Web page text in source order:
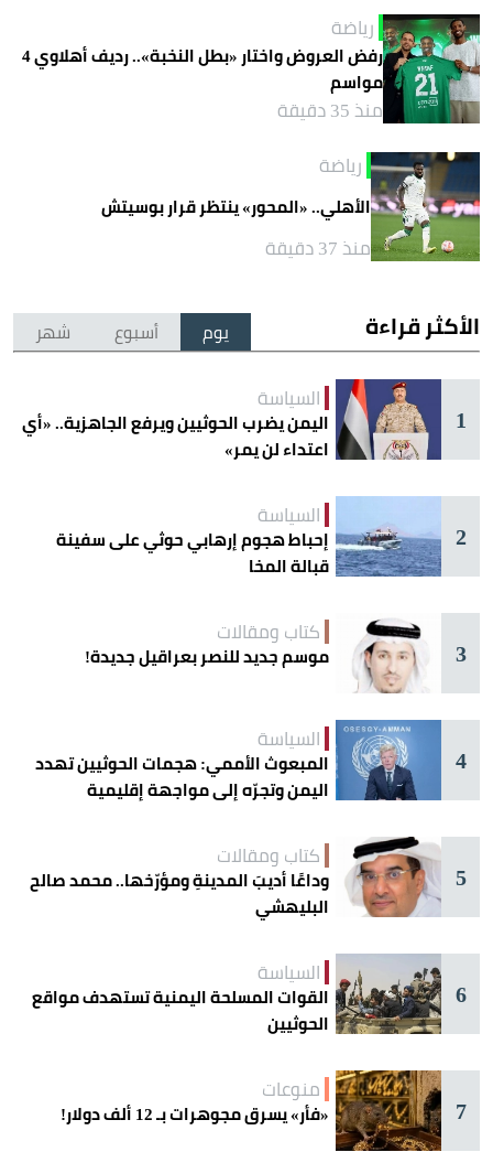
رياضة
رفض العروض واختار «بطل النخبة».. رديف أهلاوي 4
مواسم
منذ 35 دقيقة
رياضة
الأهلي.. «المحور» ينتظر قرار بوسيتش
منذ 37 دقيقة
الأكثر قراءة يوم أسبوع شهر
1
السياسة
اليمن يضرب الحوثيين ويرفع الجاهزية.. «أي
اعتداء لن يمر»
2
السياسة
إحباط هجوم إرهابي حوثي على سفينة
قبالة المخا
3
كتاب ومقالات
موسم جديد للنصر بعراقيل جديدة!
4
السياسة
المبعوث الأممي: هجمات الحوثيين تهدد
اليمن وتجرّه إلى مواجهة إقليمية
5
كتاب ومقالات
وداعًا أديبَ المدينةِ ومؤرّخها.. محمد صالح
البليهشي
6
السياسة
القوات المسلحة اليمنية تستهدف مواقع
الحوثيين
7
منوعات
«فأر» يسرق مجوهرات بـ 12 ألف دولار!